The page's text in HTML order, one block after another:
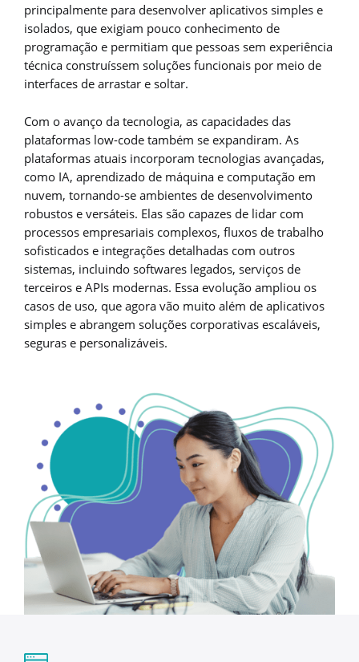
principalmente para desenvolver aplicativos simples e
isolados, que exigiam pouco conhecimento de
programação e permitiam que pessoas sem experiência
técnica construíssem soluções funcionais por meio de
interfaces de arrastar e soltar.
Com o avanço da tecnologia, as capacidades das
plataformas low-code também se expandiram. As
plataformas atuais incorporam tecnologias avançadas,
como IA, aprendizado de máquina e computação em
nuvem, tornando-se ambientes de desenvolvimento
robustos e versáteis. Elas são capazes de lidar com
processos empresariais complexos, fluxos de trabalho
sofisticados e integrações detalhadas com outros
sistemas, incluindo softwares legados, serviços de
terceiros e APIs modernas. Essa evolução ampliou os
casos de uso, que agora vão muito além de aplicativos
simples e abrangem soluções corporativas escaláveis,
seguras e personalizáveis.